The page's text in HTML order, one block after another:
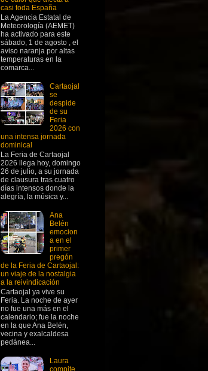
casi toda España
La Agencia Estatal de
Meteorología (AEMET)
ha activado para este
sábado, 1 de agosto , el
aviso naranja por altas
temperaturas en la
comarca...
Cartaojal
se
despide
de su
Feria
2026 con
una intensa jornada
dominical
La Feria de Cartaojal
2026 llega hoy, domingo
26 de julio, a su jornada
de clausura tras cuatro
días intensos donde la
alegría, la música y...
Ana
Belén
emocion
a en el
primer
pregón
de la Feria de Cartaojal:
un viaje de la nostalgia
a la reivindicación
Cartaojal ya vive su
Feria. La noche de ayer
no fue una más en el
calendario; fue la noche
en la que Ana Belén,
vecina y exalcaldesa
pedánea...
Laura